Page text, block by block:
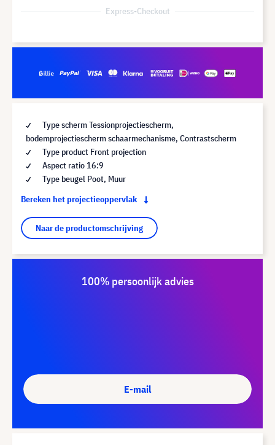
Express-Checkout
Type scherm Tessionprojectiescherm,
bodemprojectiescherm schaarmechanisme, Contrastscherm
Type product Front projection
Aspect ratio 16:9
Type beugel Poot, Muur
Bereken het projectieoppervlak
Naar de productomschrijving
100% persoonlijk advies
E-mail